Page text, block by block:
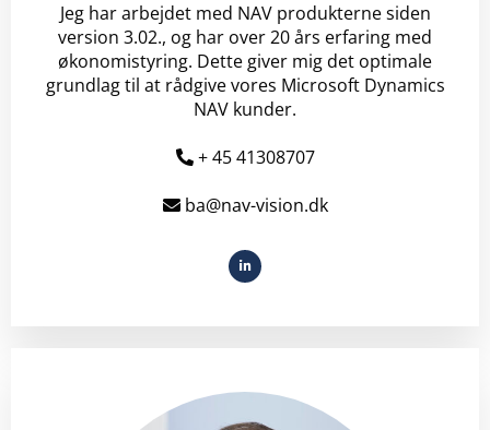
Jeg har arbejdet med NAV produkterne siden
version 3.02., og har over 20 års erfaring med
økonomistyring. Dette giver mig det optimale
grundlag til at rådgive vores Microsoft Dynamics
NAV kunder.
+ 45 41308707
ba@nav-vision.dk